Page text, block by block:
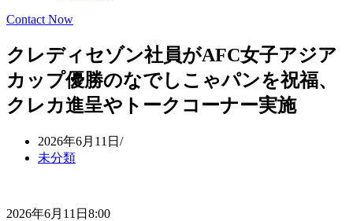
Contact Now
クレディセゾン社員がAFC女子アジア
カップ優勝のなでしこゃパンを祝福、
クレカ進呈やトークコーナー実施
2026年6月11日
未分類
2026年6月11日8:00